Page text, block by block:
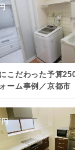
こだわった予算
ーム事例／京都市